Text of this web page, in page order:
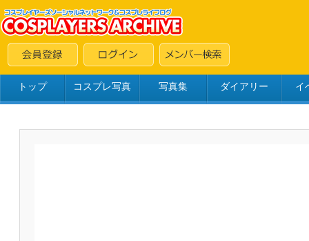
トップ コスプレ写真 写真集 ダイアリー イ